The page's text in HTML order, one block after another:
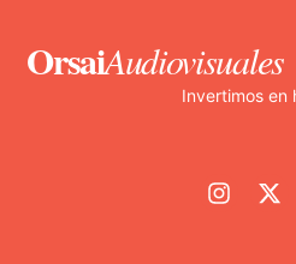
OrsaiAudiovisuales
Invertimos en